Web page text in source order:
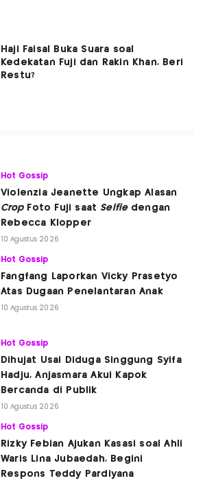
Haji Faisal Buka Suara soal
Kedekatan Fuji dan Rakin Khan, Beri
Restu?
Hot Gossip
Violenzia Jeanette Ungkap Alasan
CropFoto Fuji saat Selfiedengan
Rebecca Klopper
10 Agustus 2026
Hot Gossip
Fangfang Laporkan Vicky Prasetyo
Atas Dugaan Penelantaran Anak
10 Agustus 2026
Hot Gossip
Dihujat Usai Diduga Singgung Syifa
Hadju, Anjasmara Akui Kapok
Bercanda di Publik
10 Agustus 2026
Hot Gossip
Rizky Febian Ajukan Kasasi soal Ahli
Waris Lina Jubaedah, Begini
Respons Teddy Pardiyana